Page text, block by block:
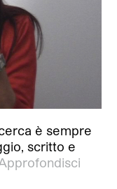
è sempre
scritto e